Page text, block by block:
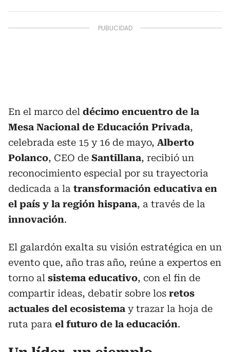
En el marco del décimo encuentro de la
Mesa Nacional de Educación Privada,
celebrada este 15 y 16 de mayo, Alberto
Polanco, CEO de Santillana, recibió un
reconocimiento especial por su trayectoria
dedicada a la transformación educativa en
el país y la región hispana, a través de la
innovación.
El galardón exalta su visión estratégica en un
evento que, año tras año, reúne a expertos en
torno al sistema educativo, con el fin de
compartir ideas, debatir sobre los retos
actuales del ecosistema y trazar la hoja de
ruta para el futuro de la educación.